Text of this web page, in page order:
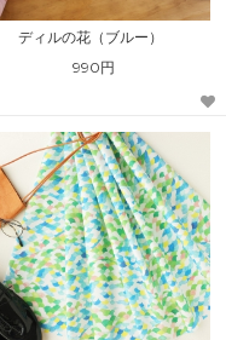
ディルの花（ブルー）
990円